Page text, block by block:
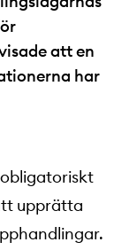
att en
har
upprätta